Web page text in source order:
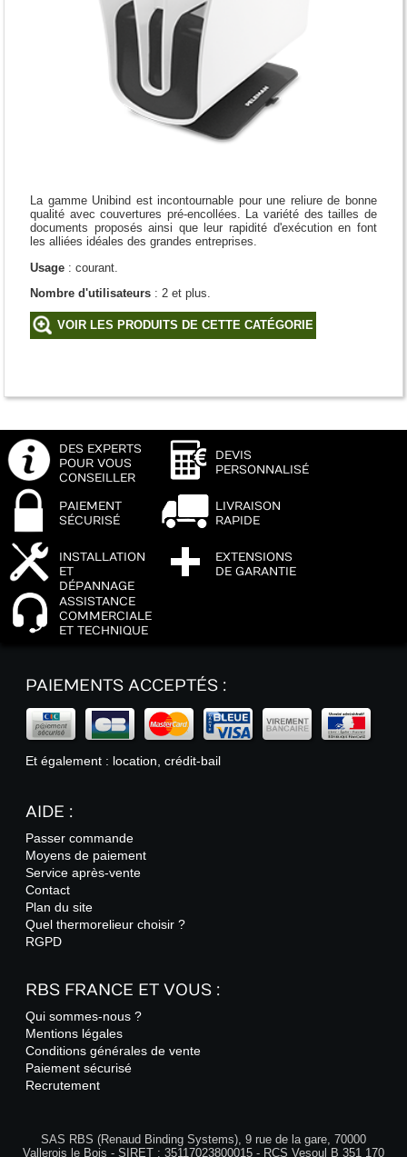
La gamme Unibind est incontournable pour une reliure de bonne
qualité avec couvertures pré-encollées. La variété des tailles de
documents proposés ainsi que leur rapidité d'exécution en font
les alliées idéales des grandes entreprises.
Usage : courant.
Nombre d'utilisateurs : 2 et plus.
VOIR LES PRODUITS DE CETTE CATÉGORIE
DES EXPERTS
POUR VOUS
CONSEILLER
DEVIS
PERSONNALISÉ
PAIEMENT
SÉCURISÉ
LIVRAISON
RAPIDE
INSTALLATION
ET
DÉPANNAGE
EXTENSIONS
DE GARANTIE
ASSISTANCE
COMMERCIALE
ET TECHNIQUE
PAIEMENTS ACCEPTÉS :
Et également : location, crédit-bail
AIDE :
Passer commande
Moyens de paiement
Service après-vente
Contact
Plan du site
Quel thermorelieur choisir ?
RGPD
RBS FRANCE ET VOUS :
Qui sommes-nous ?
Mentions légales
Conditions générales de vente
Paiement sécurisé
Recrutement
SAS RBS (Renaud Binding Systems), 9 rue de la gare, 70000
Vallerois le Bois - SIRET : 35117023800015 - RCS Vesoul B 351 170